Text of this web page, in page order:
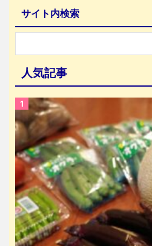
サイト内検索
人気記事